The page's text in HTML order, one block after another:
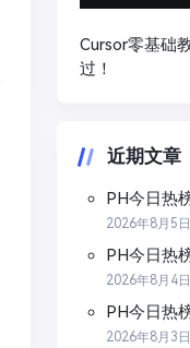
Cursor零基础
过！
近期文章
PH今日热
2026年8月5日
PH今日热
2026年8月4日
PH今日热
2026年8月3日